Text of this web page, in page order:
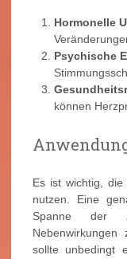
Hormonelle
Psychische
können
Es ist wichtig,
nutzen. Eine
Spanne der
sollte unbedingt